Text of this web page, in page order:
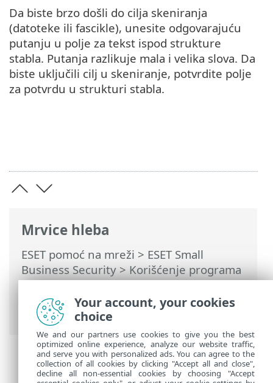
Mrvice hleba
ESET pomoć na mreži > ESET Small
Business Security>Korišćenje programa
ESET Small Business Security>Napredno
podešavanje>Skeniranja >Skeniranja
malvera > Ciljevi skeniranja
Da biste brzo došli do cilja skeniranja
(datoteke ili fascikle), unesite odgovarajuću
putanju u polje za tekst ispod strukture
stabla. Putanja razlikuje mala i velika slova. Da
biste uključili cilj u skeniranje, potvrdite polje
za potvrdu u strukturi stabla.
Your account, your cookies
choice
We and our partners use cookies to give you the best
optimized online experience, analyze our website traffic,
and serve you with personalized ads. You can agree to the
collection of all cookies by clicking "Accept all and close",
decline all non-essential cookies by choosing "Accept